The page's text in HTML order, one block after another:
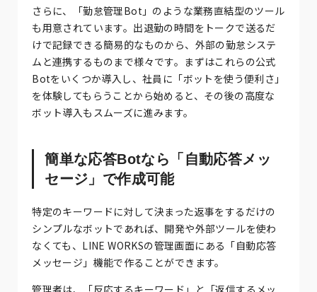
さらに、「勤怠管理Bot」のような業務直結型のツール
も用意されています。出退勤の時間をトークで送るだ
けで記録できる簡易的なものから、外部の勤怠システ
ムと連携するものまで様々です。まずはこれらの公式
Botをいくつか導入し、社員に「ボットを使う便利さ」
を体験してもらうことから始めると、その後の高度な
ボット導入もスムーズに進みます。
簡単な応答Botなら「自動応答メッ
セージ」で作成可能
特定のキーワードに対して決まった返事をするだけの
シンプルなボットであれば、開発や外部ツールを使わ
なくても、LINE WORKSの管理画面にある「自動応答
メッセージ」機能で作ることができます。
管理者は、「反応するキーワード」と「返信するメッ